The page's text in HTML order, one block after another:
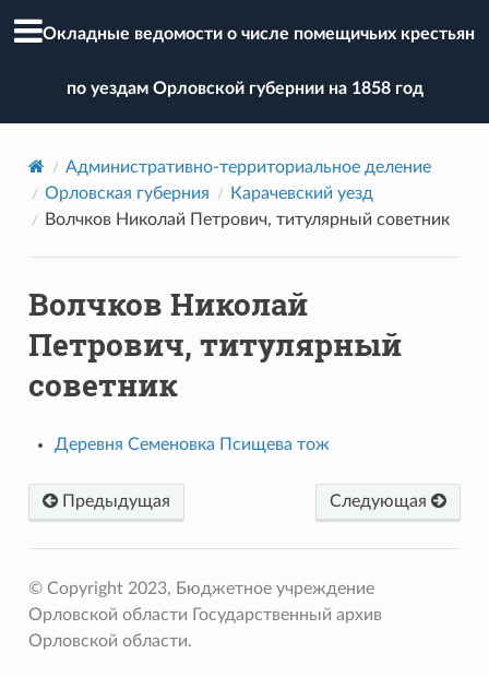
Окладные ведомости о числе помещичьих крестьян
по уездам Орловской губернии на 1858 год
Административно-территориальное деление
Орловская губерния
Карачевский уезд
Волчков Николай Петрович, титулярный советник
Волчков Николай
Петрович, титулярный
советник
Деревня Семеновка Псищева тож
Предыдущая Следующая
© Copyright 2023, Бюджетное учреждение
Орловской области Государственный архив
Орловской области.